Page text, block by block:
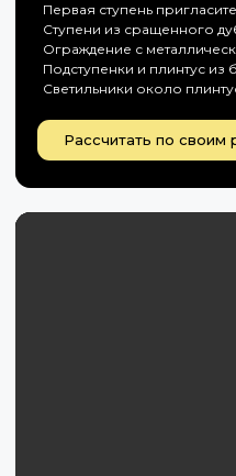
Первая ступень
Ступени из сращенного
Ограждение с
Подступенки и плинтус
Светильники около
Рассчитать по своим